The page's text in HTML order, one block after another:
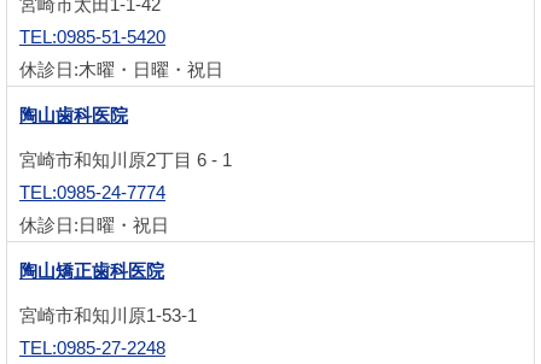
宮崎市太田1-1-42
TEL:0985-51-5420
休診日:木曜・日曜・祝日
陶山歯科医院
宮崎市和知川原2丁目 6 - 1
TEL:0985-24-7774
休診日:日曜・祝日
陶山矯正歯科医院
宮崎市和知川原1-53-1
TEL:0985-27-2248